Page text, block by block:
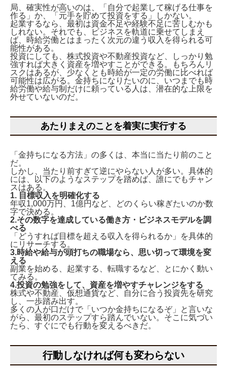
局、確実性が高いのは、「自分で起業して稼げる仕事を
作る」か、「元手を貯めて投資をする」しかない。
起業するなら、最初は資金不足や経験不足に苦しむかも
しれない。それでも、ビジネスを軌道に乗せてしまえ
ば、時給労働とはまったく次元の違う収入を得られる可
能性がある。
投資にしても、株式投資や不動産投資など、しっかり勉
強すれば大きく資産を増やすことができる。もちろんリ
スクはあるが、少なくとも時給が一定の労働に比べれば
可能性は広がる。金持ちになりたいのに、いつまでも時
給労働や給与制だけに頼っている人は、潜在的な上限を
外せていないのだ。
あたりまえのことを着実に実行する
「金持ちになる方法」の多くは、本当に当たり前のこと
だ。
しかし、当たり前すぎて逆にやらない人が多い。具体的
には、以下のようなステップを踏めば、誰にでもチャン
スはある。
1. 目標収入を明確化する
年収1,000万円、1億円など、どのくらい稼ぎたいのか数
字で決める。
2.その数字を達成している働き方・ビジネスモデルを調
べる
「どうすれば目標を超える収入を得られるか」を具体的
にリサーチする。
3.時給や給与が頭打ちの職場なら、思い切って環境を変
える
副業を始める、起業する、転職するなど、とにかく動い
てみる。
4.投資の勉強をして、資産を増やすチャレンジをする
株式や不動産、仮想通貨など、自分に合う投資先を研究
し、一歩踏み出す。
多くの人が口だけで「いつか金持ちになるぞ」と言いな
がら、最初のステップすら踏んでいない。そこに気づい
たら、すぐにでも行動を変えるべきだ。
行動しなければ何も変わらない